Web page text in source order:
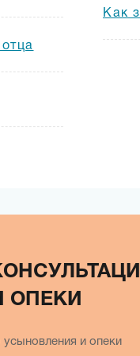
Как
ОПЕКИ
усыновления и опеки